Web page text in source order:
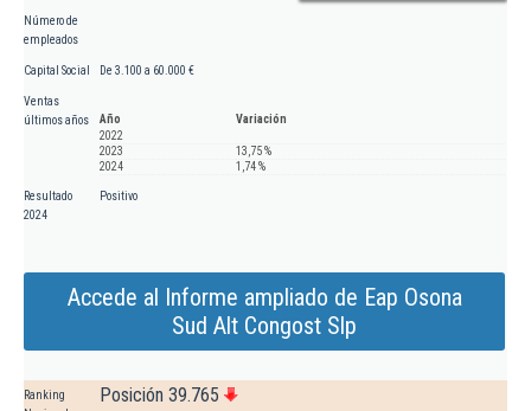
Número de
empleados
Capital Social De 3.100 a 60.000 €
Ventas
últimos años
Año
Variación
2022
2023
13,75 %
2024
1,74 %
Resultado
2024
Positivo
Accede al Informe ampliado de Eap Osona
Sud Alt Congost Slp
Ranking
Posición 39.765